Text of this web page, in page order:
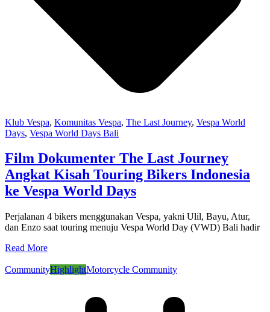
Klub Vespa, Komunitas Vespa, The Last Journey, Vespa World
Days, Vespa World Days Bali
Film Dokumenter The Last Journey
Angkat Kisah Touring Bikers Indonesia
ke Vespa World Days
Perjalanan 4 bikers menggunakan Vespa, yakni Ulil, Bayu, Atur,
dan Enzo saat touring menuju Vespa World Day (VWD) Bali hadir
Read More
CommunityHighlightMotorcycle Community